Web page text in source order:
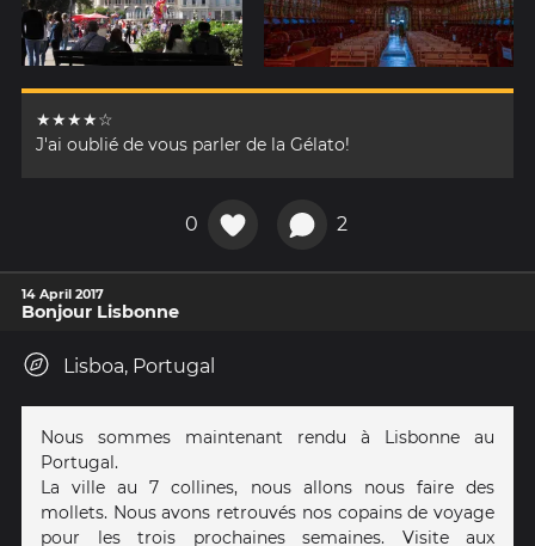
★★★★☆
J'ai oublié de vous parler de la Gélato!
0 2
14 April 2017
Bonjour Lisbonne
Lisboa, Portugal
Nous sommes maintenant rendu à Lisbonne au
Portugal.
La ville au 7 collines, nous allons nous faire des
mollets. Nous avons retrouvés nos copains de voyage
pour les trois prochaines semaines. Visite aux